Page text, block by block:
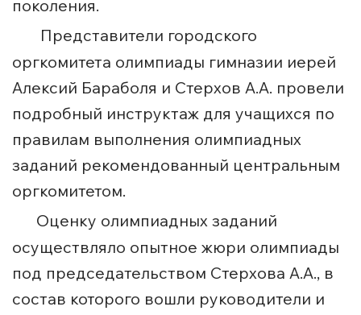
поколения.
Представители городского
оргкомитета олимпиады гимназии иерей
Алексий Бараболя и Стерхов А.А. провели
подробный инструктаж для учащихся по
правилам выполнения олимпиадных
заданий рекомендованный центральным
оргкомитетом.
Оценку олимпиадных заданий
осуществляло опытное жюри олимпиады
под председательством Стерхова А.А., в
состав которого вошли руководители и